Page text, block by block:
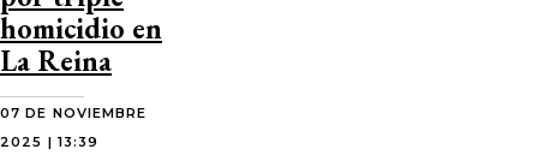
homicidio en
La Reina
07 DE NOVIEMBRE
2025 | 13:39